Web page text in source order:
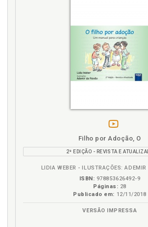
obra
Filho por Adoção, O
2ª EDIÇÃO - REVISTA E
LIDIA WEBER - ILUSTRAÇÕES: ADEMIR
ISBN: 978853626492-9
Páginas: 28
Publicado em: 12/11/2018
VERSÃO IMPRESSA